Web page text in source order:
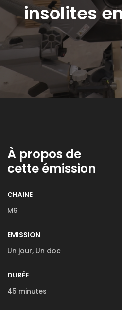
insolites
À propos de
cette émission
CHAINE
M6
EMISSION
Un jour, Un doc
DURÉE
45 minutes